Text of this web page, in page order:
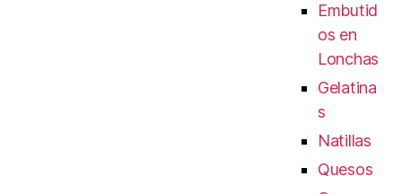
Embutid
os en
Lonchas
Gelatina
s
Natillas
Quesos